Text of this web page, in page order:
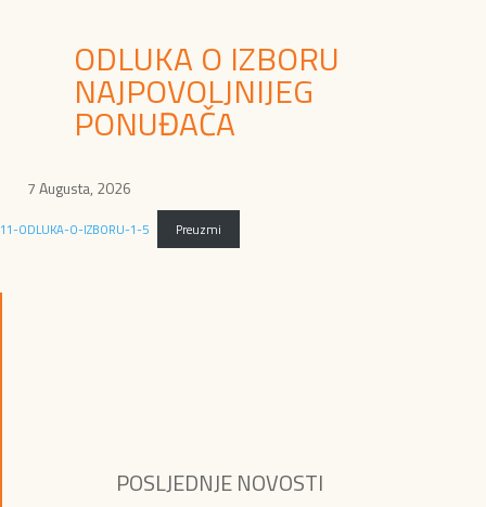
ODLUKA O IZBORU
NAJPOVOLJNIJEG
PONUĐAČA
7 Augusta, 2026
11-ODLUKA-O-IZBORU-1-5 Preuzmi
POSLJEDNJE NOVOSTI